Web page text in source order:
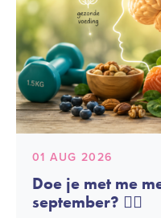
01 AUG 2026
Doe je met me
september? 🧘‍♀️